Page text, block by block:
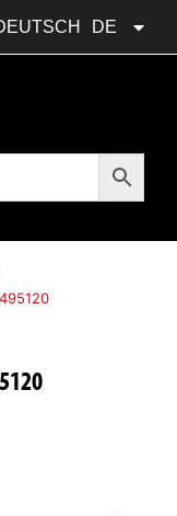
DE
PL